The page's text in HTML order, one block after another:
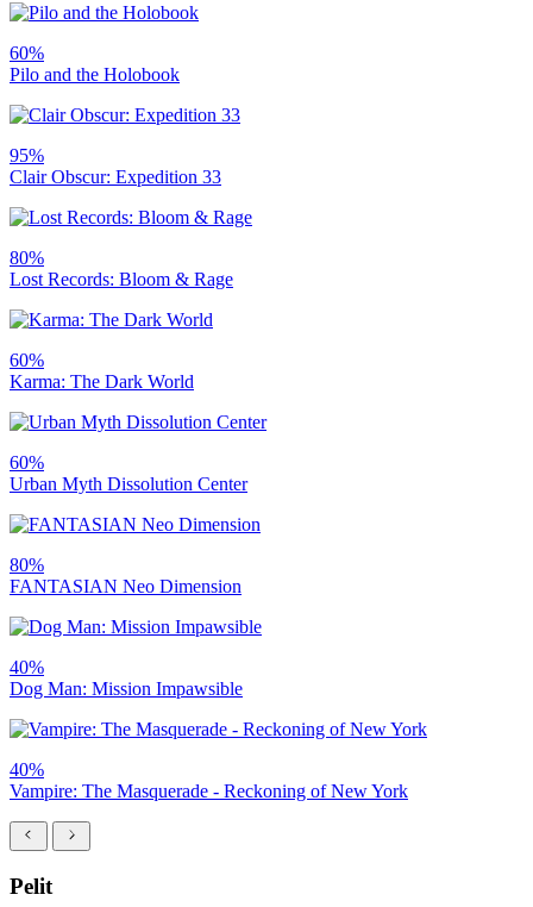
60%
Pilo and the Holobook
95%
Clair Obscur: Expedition 33
80%
Lost Records: Bloom & Rage
60%
Karma: The Dark World
60%
Urban Myth Dissolution Center
80%
FANTASIAN Neo Dimension
40%
Dog Man: Mission Impawsible
40%
Vampire: The Masquerade - Reckoning of New York
Pelit